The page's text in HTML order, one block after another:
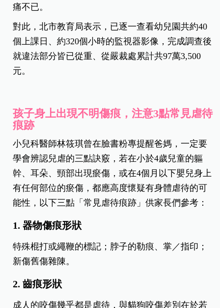
痛不已。
對此，北市教育局表示，已逐一查看幼兒園共約40
個上課日、約320個小時的監視器影像，完成調查後
就違法部分皆已從重、從嚴裁處累計共97萬3,500
元。
孩子身上出現不明傷痕，注意3點常見虐待
痕跡
小兒科醫師林筱琪曾在臉書粉專提醒爸媽，一定要
學會辨認兒虐的三點訣竅，若在小於4歲兒童的軀
幹、耳朵、頸部出現瘀傷，或在4個月以下嬰兒身上
有任何部位的瘀傷，都應高度懷疑有身體虐待的可
能性，以下三點「常見虐待痕跡」供家長們參考：
1. 器物傷痕形狀
特殊棍打或繩鞭的標記；脖子的勒痕、掌／指印；
新傷舊傷雜陳。
2. 齒痕形狀
成人的咬傷幾乎都是虐待，與貓狗咬傷差別在於若